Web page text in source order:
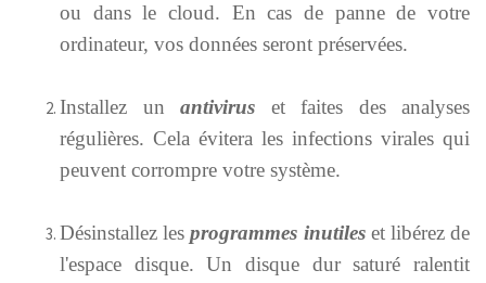
ou dans le cloud. En cas de panne de votre
ordinateur, vos données seront préservées.
Installez un antivirus et faites des analyses
régulières. Cela évitera les infections virales qui
peuvent corrompre votre système.
Désinstallez les programmes inutileset libérez de
l'espace disque. Un disque dur saturé ralentit